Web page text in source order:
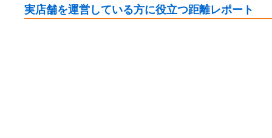
実店舗を運営している方に役立つ距離レポート